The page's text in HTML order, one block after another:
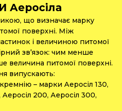
Аеросіла
що визначає марку
поверхні. Між
i величиною питомої
зв’язок: чим менше
величина питомої поверхні.
випускають:
– марки Аеросіл 130,
Аеросіл 200, Аеросіл 300,